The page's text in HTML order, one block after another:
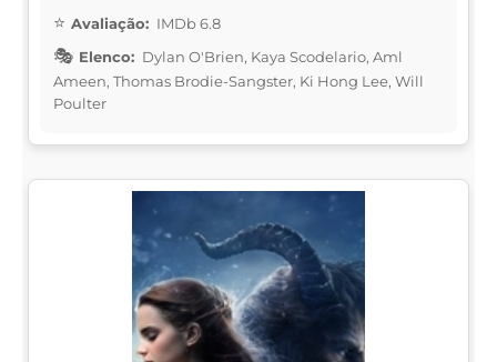
Avaliação: IMDb 6.8
Elenco: Dylan O'Brien, Kaya Scodelario, Aml
Ameen, Thomas Brodie-Sangster, Ki Hong Lee, Will
Poulter